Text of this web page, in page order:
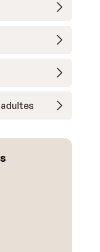
adultes